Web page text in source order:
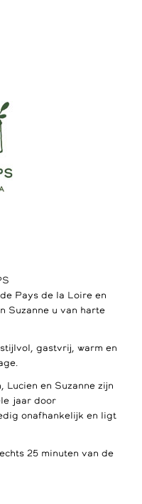
Pays de la Loire en
Suzanne u van harte
gastvrij, warm en
Lucien en Suzanne zijn
jaar door
onafhankelijk en ligt
25 minuten van de